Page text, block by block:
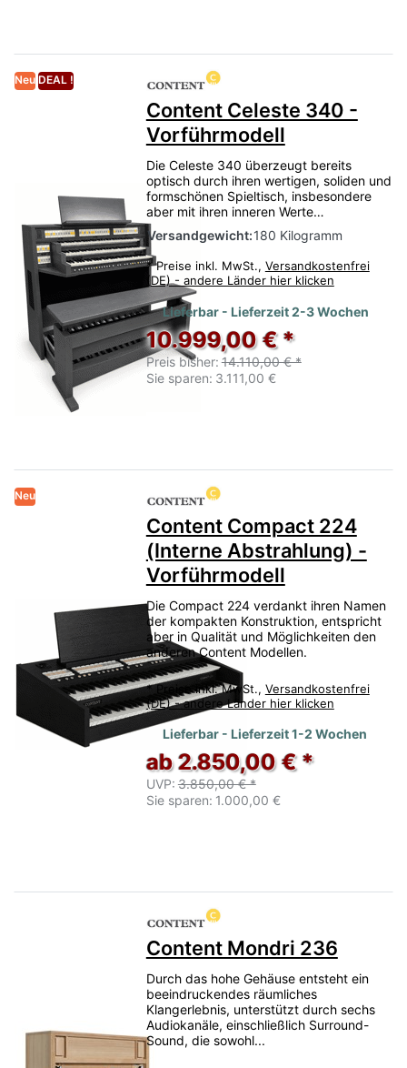
Neu DEAL !
Content Celeste 340 -
Vorführmodell
Die Celeste 340 überzeugt bereits
optisch durch ihren wertigen, soliden und
formschönen Spieltisch, insbesondere
aber mit ihren inneren Werte…
Versandgewicht:180 Kilogramm
* Preise inkl. MwSt., Versandkostenfrei
(DE) - andere Länder hier klicken
Lieferbar - Lieferzeit 2-3 Wochen
10.999,00 € *
Preis bisher: 14.110,00 € *
Sie sparen: 3.111,00 €
Neu
Content Compact 224
(Interne Abstrahlung) -
Vorführmodell
Die Compact 224 verdankt ihren Namen
der kompakten Konstruktion, entspricht
aber in Qualität und Möglichkeiten den
anderen Content Modellen.
* Preise inkl. MwSt., Versandkostenfrei
(DE) - andere Länder hier klicken
Lieferbar - Lieferzeit 1-2 Wochen
ab 2.850,00 € *
UVP: 3.850,00 € *
Sie sparen: 1.000,00 €
Content Mondri 236
Durch das hohe Gehäuse entsteht ein
beeindruckendes räumliches
Klangerlebnis, unterstützt durch sechs
Audiokanäle, einschließlich Surround-
Sound, die sowohl...